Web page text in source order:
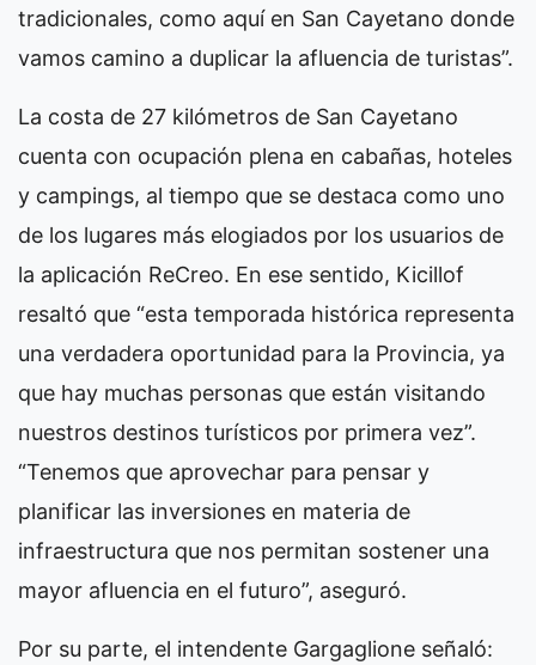
tradicionales, como aquí en San Cayetano donde
vamos camino a duplicar la afluencia de turistas”.
La costa de 27 kilómetros de San Cayetano
cuenta con ocupación plena en cabañas, hoteles
y campings, al tiempo que se destaca como uno
de los lugares más elogiados por los usuarios de
la aplicación ReCreo. En ese sentido, Kicillof
resaltó que “esta temporada histórica representa
una verdadera oportunidad para la Provincia, ya
que hay muchas personas que están visitando
nuestros destinos turísticos por primera vez”.
“Tenemos que aprovechar para pensar y
planificar las inversiones en materia de
infraestructura que nos permitan sostener una
mayor afluencia en el futuro”, aseguró.
Por su parte, el intendente Gargaglione señaló: